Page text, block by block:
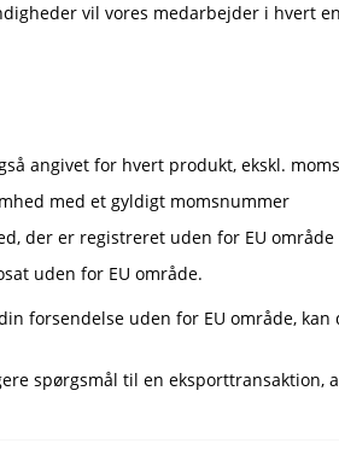
vil vores medarbejder i hvert
angivet for hvert produkt, ekskl.
med et gyldigt momsnummer
der er registreret uden for EU område
uden for EU område.
forsendelse uden for EU område,
spørgsmål til en eksporttransaktion,